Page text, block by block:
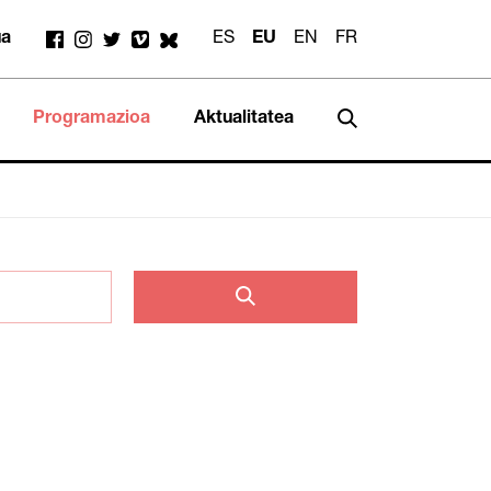
ES EU EN FR
Programazioa Aktualitatea